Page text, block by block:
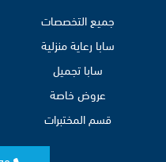
جميع التخصصات
سابا رعاية منزلية
سابا تجميل
عروض خاصة
قسم المختبرات